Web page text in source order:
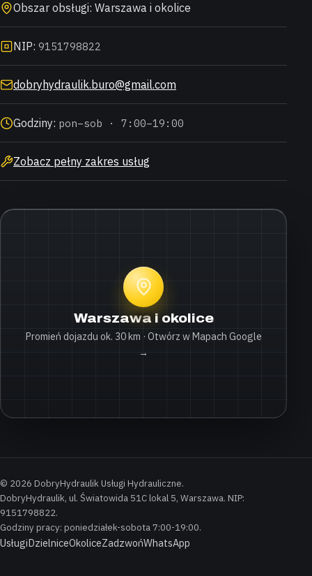
Obszar obsługi: Warszawa i okolice
NIP: 9151798822
dobryhydraulik.buro@gmail.com
Godziny: pon–sob · 7:00–19:00
Zobacz pełny zakres usług
Warszawa i okolice
Promień dojazdu ok. 30 km · Otwórz w Mapach Google
→
© 2026 DobryHydraulik Usługi Hydrauliczne.
DobryHydraulik, ul. Światowida 51C lokal 5, Warszawa. NIP:
9151798822.
Godziny pracy: poniedziałek-sobota 7:00-19:00.
UsługiDzielniceOkoliceZadzwońWhatsApp